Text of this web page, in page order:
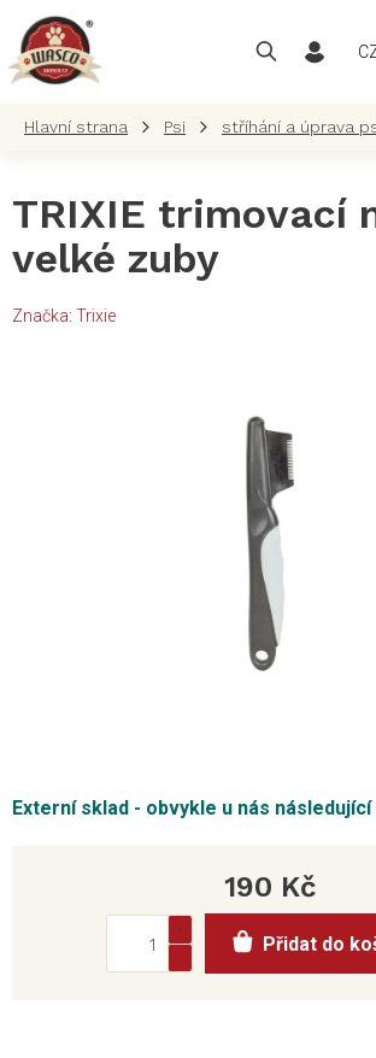
obsah
Psi stříhání a úprava
TRIXIE trimovací
velké zuby
Značka: Trixie
Externí sklad - obvykle u nás
190 Kč
cena:
Přidat do